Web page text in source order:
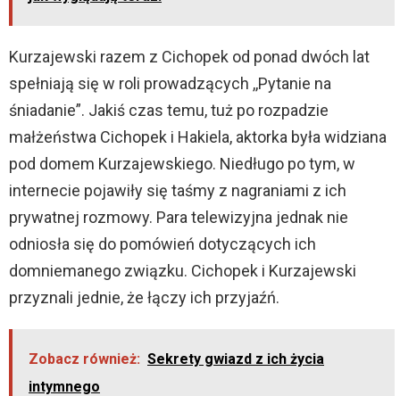
d
e
o
Kurzajewski razem z Cichopek od ponad dwóch lat
spełniają się w roli prowadzących ,,Pytanie na
śniadanie”. Jakiś czas temu, tuż po rozpadzie
małżeństwa Cichopek i Hakiela, aktorka była widziana
pod domem Kurzajewskiego. Niedługo po tym, w
internecie pojawiły się taśmy z nagraniami z ich
prywatnej rozmowy. Para telewizyjna jednak nie
odniosła się do pomówień dotyczących ich
domniemanego związku. Cichopek i Kurzajewski
przyznali jednie, że łączy ich przyjaźń.
Zobacz również: Sekrety gwiazd z ich życia
intymnego